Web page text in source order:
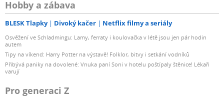
Hobby a zábava
BLESK Tlapky Divoký kačer Netflix filmy a seriály
Osvěžení ve Schladmingu: Lamy, ferraty i koulovačka v létě jsou jen pár hodin
autem
Tipy na víkend: Harry Potter na výstavě! Folklor, bitvy i setkání vodníků
Přibývá paniky na dovolené: Vnuka paní Soni v hotelu poštípaly štěnice! Lékaři
varují
Pro generaci Z